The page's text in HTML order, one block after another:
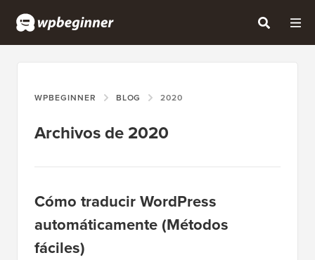
WPBEGINNER BLOG 2020
Archivos de 2020
Cómo traducir WordPress
automáticamente (Métodos
fáciles)